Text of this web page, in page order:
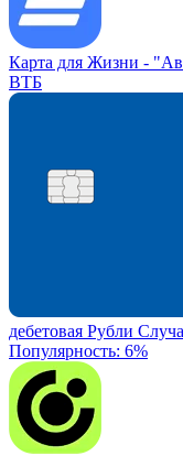
Карта для Жизни -
ВТБ
дебетовая Рубли
Популярность: 6%